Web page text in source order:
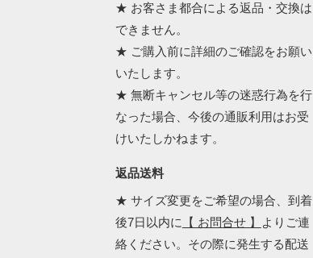
★ お客さま都合による返品・交換は
できません。
★ ご購入前に詳細のご確認をお願い
いたします。
★ 無断キャンセル等の迷惑行為を行
なった場合、今後の通販利用はお受
けいたしかねます。
返品送料
★ サイズ変更をご希望の場合、到着
後7日以内に
【 お問合せ 】
よりご連
絡ください。その際に発生する配送